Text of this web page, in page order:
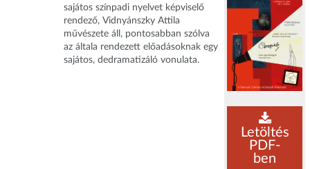
Letöltés
PDF-
ben
sajátos színpadi nyelvet képviselő
rendező, Vidnyánszky Attila
művészete áll, pontosabban szólva
az általa rendezett előadásoknak egy
sajátos, dedramatizáló vonulata.